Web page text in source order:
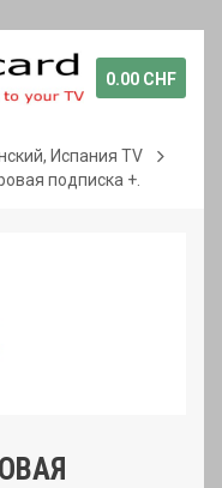
0.00 CHF
Испания TV
подписка +.